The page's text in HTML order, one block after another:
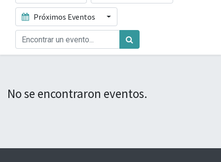
Próximos Eventos
No se encontraron eventos.